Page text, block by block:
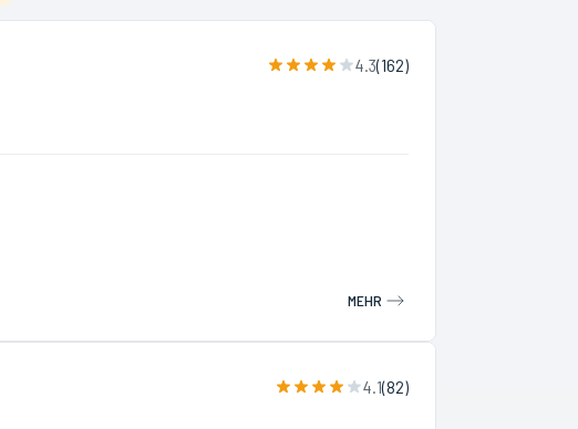
4.3(162)
MEHR
4.1(82)